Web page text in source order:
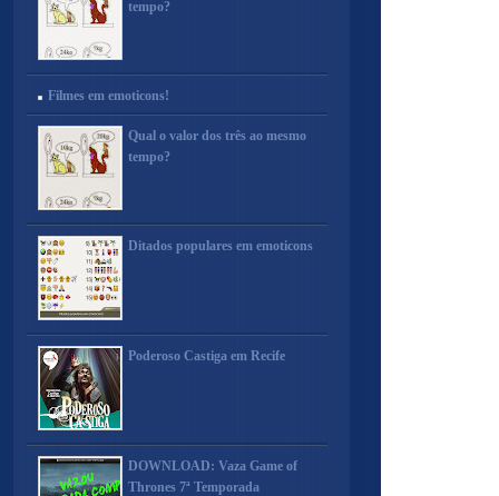
tempo?
Filmes em emoticons!
Qual o valor dos três ao mesmo
tempo?
Ditados populares em emoticons
Poderoso Castiga em Recife
DOWNLOAD: Vaza Game of
Thrones 7ª Temporada